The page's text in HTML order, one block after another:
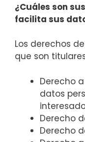
¿Cuáles son
facilita sus
Los derechos
que son
Derecho
datos
Derecho
Derecho